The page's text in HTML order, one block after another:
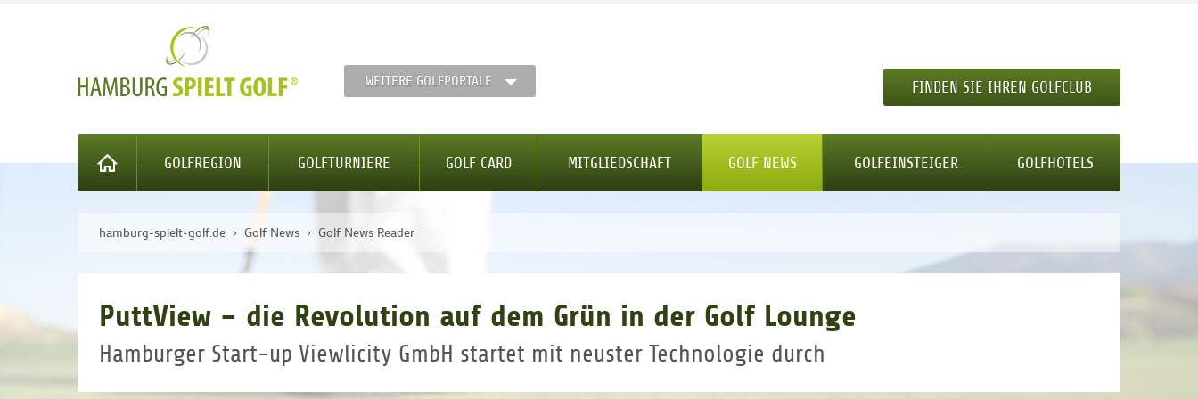
WEITERE GOLFPORTALE FINDEN SIE IHREN GOLFCLUB
GOLFREGION GOLFTURNIERE GOLF CARD MITGLIEDSCHAFT GOLF NEWS GOLFEINSTEIGER GOLFHOTELS
hamburg-spielt-golf.de Golf News Golf News Reader
PuttView – die Revolution auf dem Grün in der Golf Lounge
Hamburger Start-up Viewlicity GmbH startet mit neuster Technologie durch